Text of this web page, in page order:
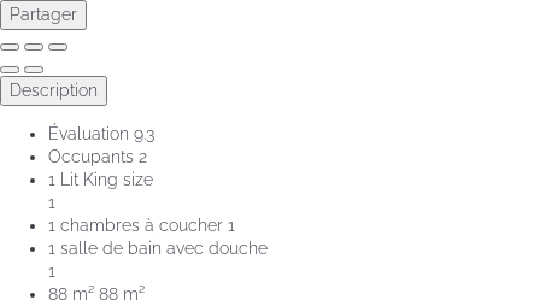
Partager
Description
Évaluation 9.3
Occupants 2
1 Lit King size
1
1 chambres à coucher 1
1 salle de bain avec douche
1
88 m² 88 m²